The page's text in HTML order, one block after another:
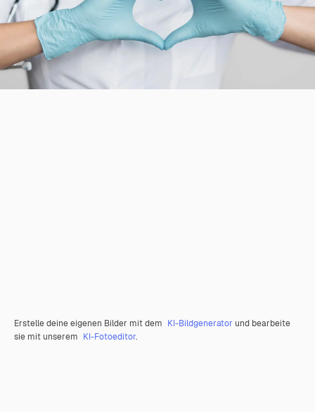
Erstelle deine eigenen Bilder mit dem KI-Bildgenerator und bearbeite
sie mit unserem KI-Fotoeditor.